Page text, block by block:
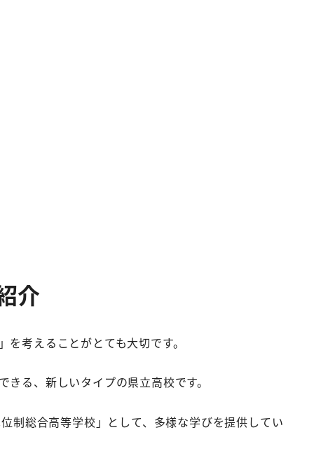
介
考えることがとても大切です。
る、新しいタイプの県立高校です。
制総合高等学校」として、多様な学びを提供してい